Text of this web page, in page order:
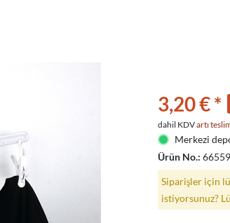
3,20 € *
dahil KDVartı
Merkezi
Ürün No.:66559
Siparişler için
istiyorsunuz?